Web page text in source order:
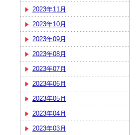
2023年11月
2023年10月
2023年09月
2023年08月
2023年07月
2023年06月
2023年05月
2023年04月
2023年03月